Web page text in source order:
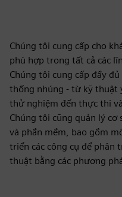
Chúng tôi cung cấp cho
phù hợp trong tất cả các
Chúng tôi cung cấp đầy
thống nhúng - từ kỹ thuật
thử nghiệm đến thực thi
Chúng tôi cũng quản lý
và phần mềm, bao gồm
triển các công cụ để phân
thuật bằng các phương